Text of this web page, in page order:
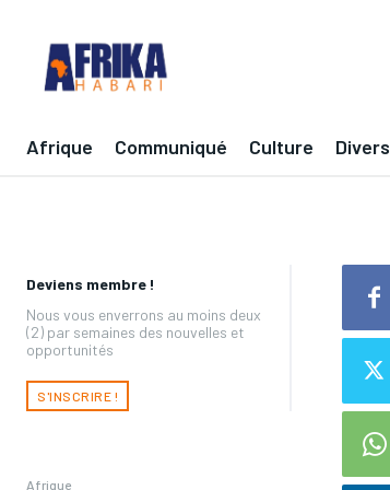
Afrique Communiqué Culture Divers
Deviens membre !
Nous vous enverrons au moins deux
(2) par semaines des nouvelles et
opportunités
S'INSCRIRE !
Afrique